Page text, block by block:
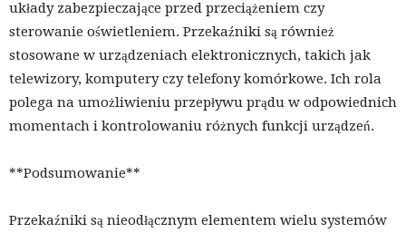
układy zabezpieczające przed przeciążeniem czy
sterowanie oświetleniem. Przekaźniki są również
stosowane w urządzeniach elektronicznych, takich jak
telewizory, komputery czy telefony komórkowe. Ich rola
polega na umożliwieniu przepływu prądu w odpowiednich
momentach i kontrolowaniu różnych funkcji urządzeń.
**Podsumowanie**
Przekaźniki są nieodłącznym elementem wielu systemów